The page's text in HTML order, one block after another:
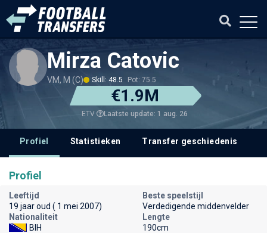
Mirza Catovic
VM, M (C) Skill: 48.5 Pot: 75.5
€1.9M
ETV Laatste update: 1 aug. 26
Profiel Statistieken Transfer geschiedenis
Profiel
Leeftijd
19 jaar oud ( 1 mei 2007)
Beste speelstijl
Verdedigende middenvelder
Nationaliteit
BIH
Lengte
190cm